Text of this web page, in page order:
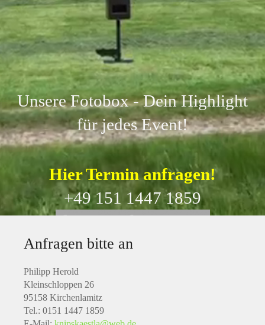
Unsere Fotobox - Dein Highlight
für jedes Event!
Hier Termin anfragen!
+49 151 1447 1859
Anfragen bitte an
Philipp Herold
Kleinschloppen 26
95158 Kirchenlamitz
Tel.: 0151 1447 1859